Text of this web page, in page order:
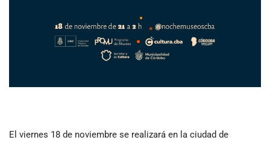
El viernes 18 de noviembre se realizará en la ciudad de